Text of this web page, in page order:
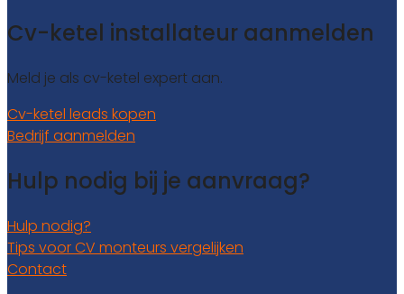
Cv-ketel installateur aanmelden
Meld je als cv-ketel expert aan.
Cv-ketel leads kopen
Bedrijf aanmelden
Hulp nodig bij je aanvraag?
Hulp nodig?
Tips voor CV monteurs vergelijken
Contact